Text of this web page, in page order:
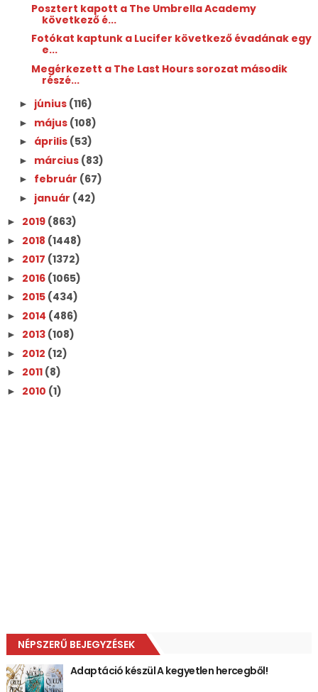
Posztert kapott a The Umbrella Academy
következő é...
Fotókat kaptunk a Lucifer következő évadának egy
e...
Megérkezett a The Last Hours sorozat második
részé...
► június (116)
► május (108)
► április (53)
► március (83)
► február (67)
► január (42)
► 2019 (863)
► 2018 (1448)
► 2017 (1372)
► 2016 (1065)
► 2015 (434)
► 2014 (486)
► 2013 (108)
► 2012 (12)
► 2011 (8)
► 2010 (1)
NÉPSZERŰ BEJEGYZÉSEK
Adaptáció készül A kegyetlen hercegből!